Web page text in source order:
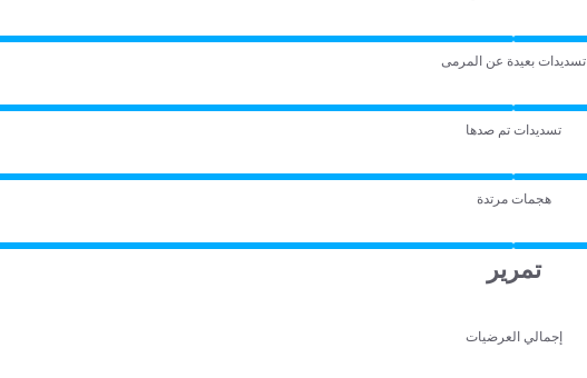
تسديدات بعيدة عن المرمى
تسديدات تم صدها
هجمات مرتدة
تمرير
إجمالي العرضيات